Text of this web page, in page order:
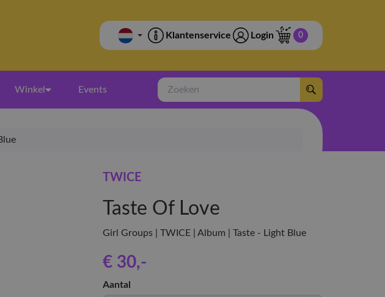
Klantenservice Login 0
Winkel Events
Zoeken
TWICE
Taste Of Love
Girl Groups | TWICE | Album | Taste - Light Blue
€ 30,-
Aantal